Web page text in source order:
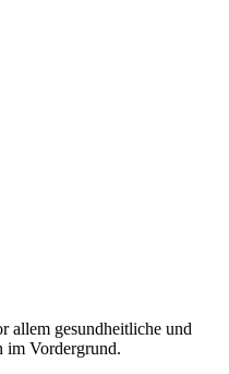
allem gesundheitliche und
im Vordergrund.